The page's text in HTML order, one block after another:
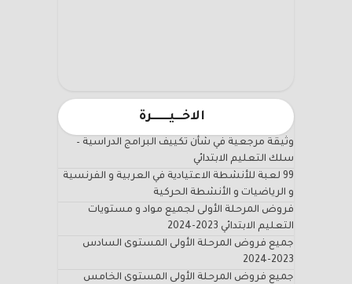
الاخـــيـــــــرة
وثيقة مرجعية في شأن تكييف البرامج الدراسية –
سلك التعليم الابتدائي
99 لعبة للأنشطة الاعتيادية في العربية و الفرنسية
و الرياضيات و الأنشطة الحركية
فروض المرحلة الأولى لجميع مواد و مستويات
التعليم الابتدائي 2023-2024
جميع فروض المرحلة الأولى المستوى السادس
2023-2024
جميع فروض المرحلة الأولى المستوى الخامس